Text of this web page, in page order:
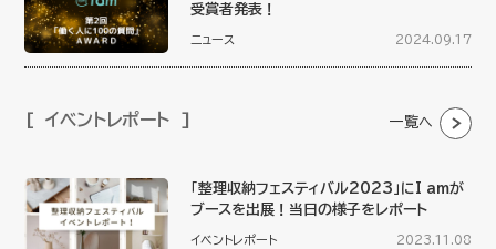
受賞者発表！
ニュース 2024.09.17
イベントレポート 一覧へ
「整理収納フェスティバル2023」にI amが
ブースを出展！当日の様子をレポート
イベントレポート 2023.11.08